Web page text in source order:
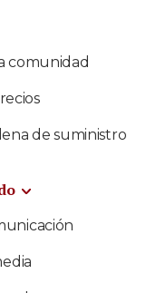
comunidad
de suministro